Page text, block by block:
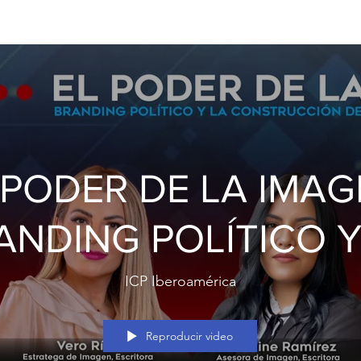
DE LA
POLÍTICO
DE
ICP Iberoamérica
Reproducir video